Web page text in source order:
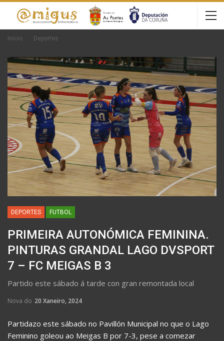
Inicio Deportes
DEPORTES FUTBOL
PRIMEIRA AUTONÓMICA FEMININA.
PINTURAS GRANDAL LAGO DVSPORT
7 – FC MEIGAS B 3
Partido este sábado á tarde con gran remontada local
Nova do 20 Xaneiro, 2024
Partidazo este sábado no Pavillón Municipal no que o Lago
Feminino goleou ao Meigas B por 7-3, pese a comezar